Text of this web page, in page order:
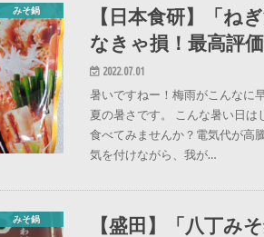
みそ鍋
【日本食研】「ね
なきゃ損！最高評価
2022.07.01
暑いですねー！梅雨がこんなに
夏の暑さです。 こんな暑い日は
食べてみませんか？電気代が高
気を付けながら、我が…
みそ鍋
【盛田】「八丁み